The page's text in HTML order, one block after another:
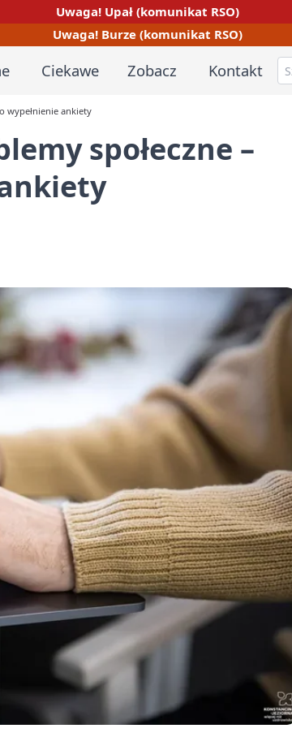
Uwaga! Upał (komunikat RSO)
Uwaga! Burze (komunikat RSO)
Ciekawe Zobacz Kontakt
wypełnienie ankiety
społeczne –